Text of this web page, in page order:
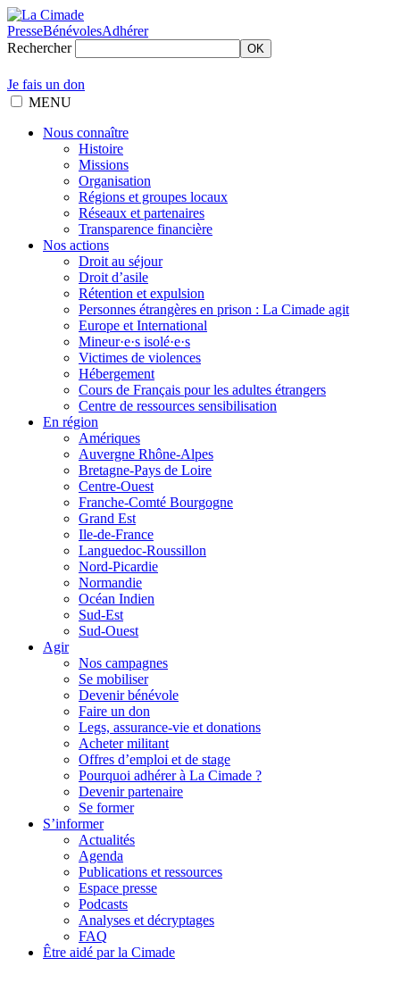
PresseBénévolesAdhérer
Rechercher
OK
Je fais un don
MENU
Nous connaître
Histoire
Missions
Organisation
Régions et groupes locaux
Réseaux et partenaires
Transparence financière
Nos actions
Droit au séjour
Droit d’asile
Rétention et expulsion
Personnes étrangères en prison : La Cimade agit
Europe et International
Mineur·e·s isolé·e·s
Victimes de violences
Hébergement
Cours de Français pour les adultes étrangers
Centre de ressources sensibilisation
En région
Amériques
Auvergne Rhône-Alpes
Bretagne-Pays de Loire
Centre-Ouest
Franche-Comté Bourgogne
Grand Est
Ile-de-France
Languedoc-Roussillon
Nord-Picardie
Normandie
Océan Indien
Sud-Est
Sud-Ouest
Agir
Nos campagnes
Se mobiliser
Devenir bénévole
Faire un don
Legs, assurance-vie et donations
Acheter militant
Offres d’emploi et de stage
Pourquoi adhérer à La Cimade ?
Devenir partenaire
Se former
S’informer
Actualités
Agenda
Publications et ressources
Espace presse
Podcasts
Analyses et décryptages
FAQ
Être aidé par la Cimade